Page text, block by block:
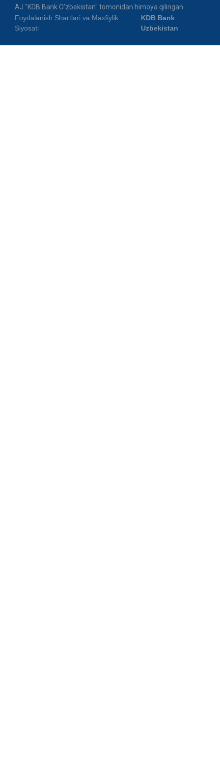
AJ "KDB Bank O'zbekistan" tomonidan himoya qilingan.
Foydalanish Shartlari va Maxfiylik
Siyosati
KDB Bank
Uzbekistan